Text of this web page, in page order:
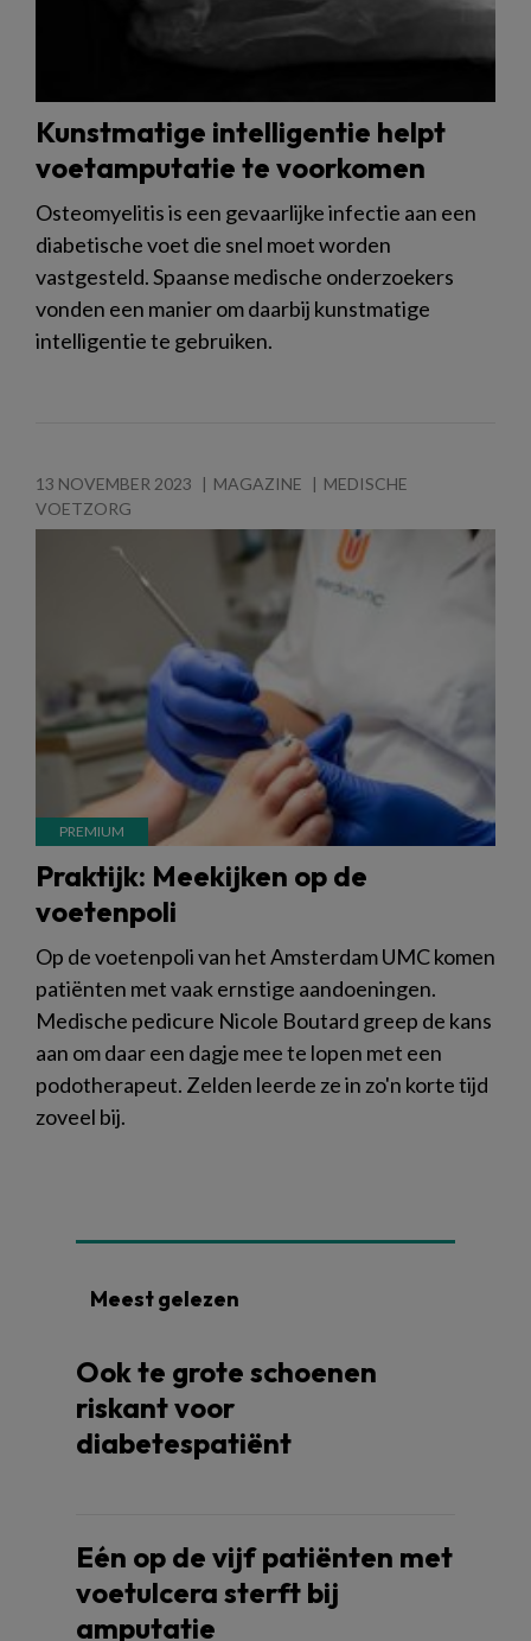
Kunstmatige intelligentie helpt
voetamputatie te voorkomen
Osteomyelitis is een gevaarlijke infectie aan een
diabetische voet die snel moet worden
vastgesteld. Spaanse medische onderzoekers
vonden een manier om daarbij kunstmatige
intelligentie te gebruiken.
13 NOVEMBER 2023 MAGAZINE
MEDISCHE
VOETZORG
Praktijk: Meekijken op de
voetenpoli
Op de voetenpoli van het Amsterdam UMC komen
patiënten met vaak ernstige aandoeningen.
Medische pedicure Nicole Boutard greep de kans
aan om daar een dagje mee te lopen met een
podotherapeut. Zelden leerde ze in zo'n korte tijd
zoveel bij.
Meest gelezen
Ook te grote schoenen
riskant voor
diabetespatiënt
Eén op de vijf patiënten met
voetulcera sterft bij
amputatie